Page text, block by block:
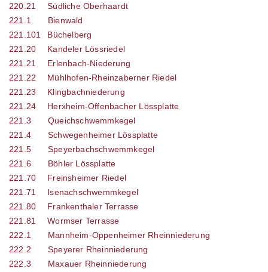
220.21
Südliche Oberhaardt
221.1
Bienwald
221.101
Büchelberg
221.20
Kandeler Lössriedel
221.21
Erlenbach-Niederung
221.22
Mühlhofen-Rheinzaberner Riedel
221.23
Klingbachniederung
221.24
Herxheim-Offenbacher Lössplatte
221.3
Queichschwemmkegel
221.4
Schwegenheimer Lössplatte
221.5
Speyerbachschwemmkegel
221.6
Böhler Lössplatte
221.70
Freinsheimer Riedel
221.71
Isenachschwemmkegel
221.80
Frankenthaler Terrasse
221.81
Wormser Terrasse
222.1
Mannheim-Oppenheimer Rheinniederung
222.2
Speyerer Rheinniederung
222.3
Maxauer Rheinniederung